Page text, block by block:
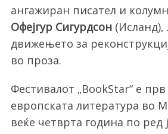
ангажиран писател и
Офејгур Сигурдсон(Исланд),
движењето за
во проза.
Фестивалот „BookStar“ е
европската литература во
веќе четврта година по ред